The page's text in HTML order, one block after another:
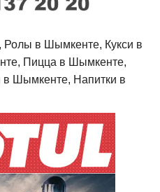
в Шымкенте, Кукси в
Пицца в Шымкенте,
Шымкенте, Напитки в